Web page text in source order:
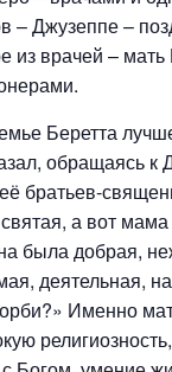
– Джузеппе –
из врачей – мать
Беретта
обращаясь к
братьев-
а вот
была добрая,
деятельная,
Именно